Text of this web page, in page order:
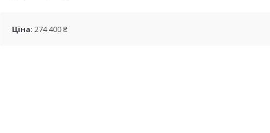
Ціна: 274 400 ₴